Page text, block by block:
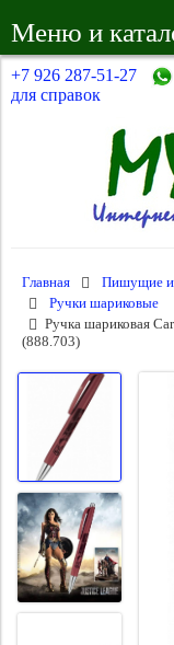
Меню и
+7 926 287-51-27
для справок
Главная Пишущие
Ручки шариковые
Ручка шариковая
(888.703)